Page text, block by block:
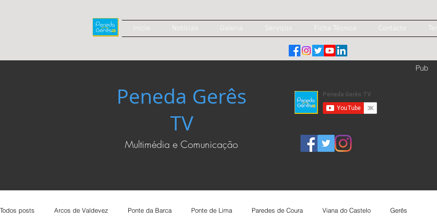
Início Notícias Galeria Serviços Ficha Técnica Contacto
Peneda Gerês
TV
Multimédia e Comunicação
Pub
Todos posts Arcos de Valdevez Ponte da Barca Ponte de Lima Paredes de Coura Viana do Castelo Gerês